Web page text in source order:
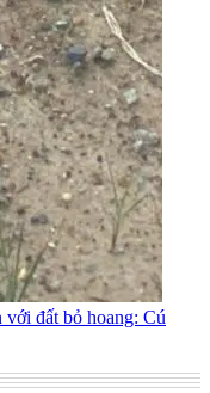
với đất bỏ hoang: Cú